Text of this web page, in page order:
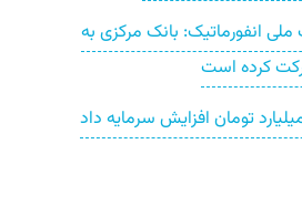
انفورماتیک: بانک مرکزی به
کرده است